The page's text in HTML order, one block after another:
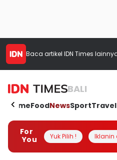
Baca artikel IDN Times
BALI
HomeFoodNewsSportTravel
For
You
Yuk Pilih ! Iklanin